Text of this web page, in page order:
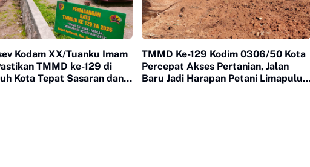
Kodam XX/Tuanku Imam
TMMD ke-129 di
Kota Tepat Sasaran dan
TMMD Ke-129 Kodim 0306/50 Kota
Percepat Akses Pertanian, Jalan
Baru Jadi Harapan Petani Limapuluh